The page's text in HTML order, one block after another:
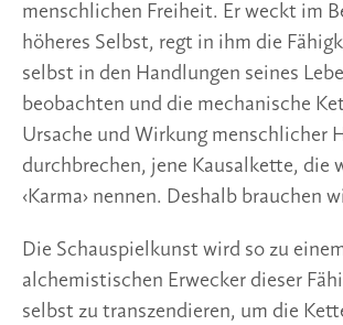
menschlichen Freiheit. Er weckt im
höheres Selbst, regt in ihm die
selbst in den Handlungen seines
beobachten und die mechanische
Ursache und Wirkung menschlicher
durchbrechen, jene Kausalkette, die
‹Karma› nennen. Deshalb brauchen
Die Schauspielkunst wird so zu
alchemistischen Erwecker dieser
selbst zu transzendieren, um die